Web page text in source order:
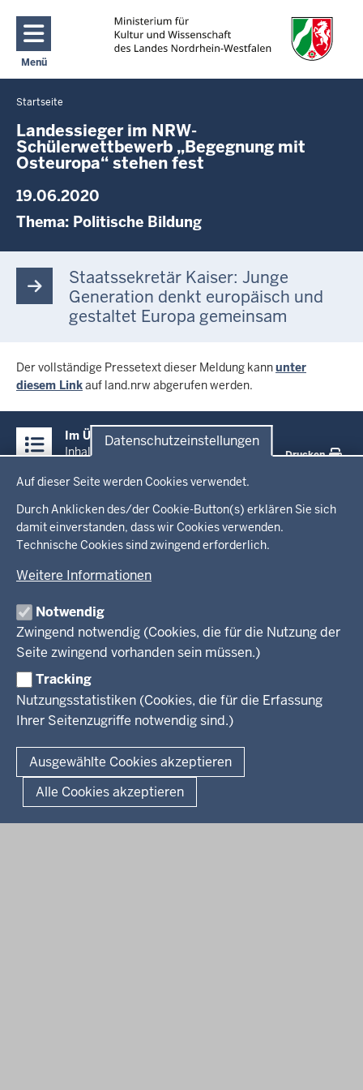
Datenschutzeinstellungen
Auf dieser Seite werden Cookies verwendet.
Durch Anklicken des/der Cookie-Button(s) erklären Sie sich
damit einverstanden, dass wir Cookies verwenden.
Technische Cookies sind zwingend erforderlich.
Weitere Informationen
Notwendig
Zwingend notwendig (Cookies, die für die Nutzung der
Seite zwingend vorhanden sein müssen.)
Tracking
Nutzungsstatistiken (Cookies, die für die Erfassung
Ihrer Seitenzugriffe notwendig sind.)
Ausgewählte Cookies akzeptieren
Alle Cookies akzeptieren
Direkt zum Inhalt
Menü
Navigation aktivieren/deaktivieren: Main Menu
Sie
befinden
sich
hier
Startseite
Landessieger im NRW-
Schülerwettbewerb „Begegnung mit
Osteuropa“ stehen fest
19.06.2020
Thema: Politische Bildung
Staatssekretär Kaiser: Junge
Generation denkt europäisch und
gestaltet Europa gemeinsam
Der vollständige Pressetext dieser Meldung kannunter
diesem Linkauf land.nrw abgerufen werden.
Inhalte
Im Überblick
Inhalt
Drucken
Menü
in
der
Fußzeile
Startseite
Ministerium
Leitung des Hauses
Organisation
Arbeitgeber Ministerium
Rechtsgrundlagen
Kultur
Wissenschaft, Forschung, Lehre und Studium
Presse
Service
Kontakt
Fußzeile
Datenschutz Erklärung zur Barrierefreiheit